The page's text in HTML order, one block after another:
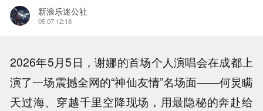
新浪乐迷公社
05.07 12:18
2026年5月5日，谢娜的首场个人演唱会在成都上
演了一场震撼全网的“神仙友情”名场面——何炅瞒
天过海、穿越千里空降现场，用最隐秘的奔赴给